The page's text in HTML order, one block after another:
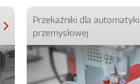
Przekaźniki dla automatyki
przemysłowej